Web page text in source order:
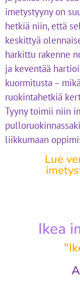
imetystyyny on
hetkiä niin, että
keskittyä
harkittu rakenne
ja keventää
kuormitusta –
ruokintahetkiä
Tyyny toimii niin
liikkumaan
Lue
Ikea